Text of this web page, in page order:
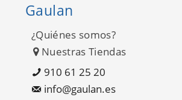
Bluebell FD25282
Gaulan
¿Quiénes somos?
Nuestras Tiendas
910 61 25 20
info@gaulan.es